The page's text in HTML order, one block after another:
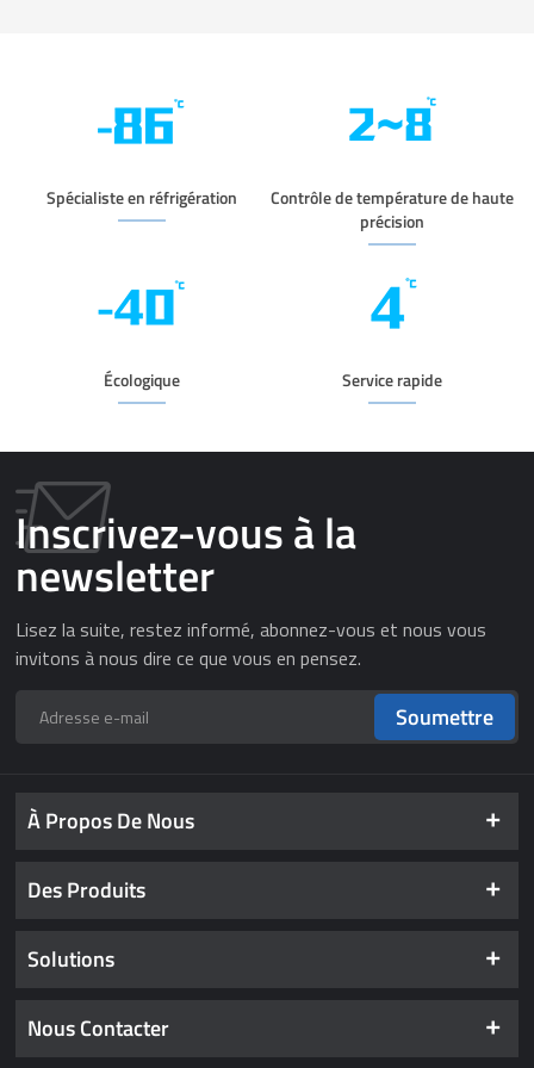
Spécialiste en réfrigération
Contrôle de température de haute
précision
Écologique Service rapide
Inscrivez-vous à la
newsletter
Lisez la suite, restez informé, abonnez-vous et nous vous
invitons à nous dire ce que vous en pensez.
Soumettre
À Propos De Nous
Des Produits
Solutions
Nous Contacter